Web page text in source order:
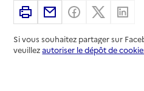
ImprimerPartager par email
Partager sur
Si vous souhaitez partager sur
veuillezautoriser le dépôt de